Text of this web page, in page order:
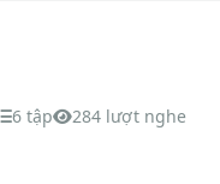
6 tập 284 lượt nghe